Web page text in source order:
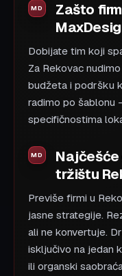
Zašto
Dobijate tim koji
Za Rekovac
budžeta i podršku
radimo po šablonu
specifičnostima
Najčešće
tržištu
Previše firmi u
jasne strategije.
ali ne konvertuje.
isključivo na jedan
ili organski